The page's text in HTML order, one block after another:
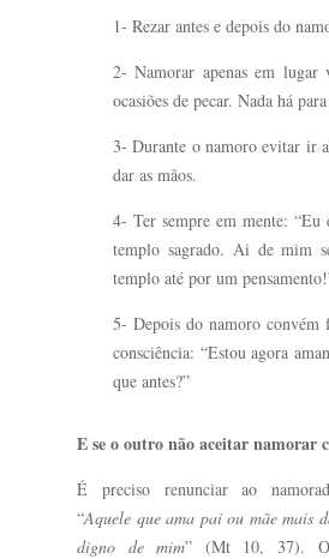
1- Rezar antes e depois do
2- Namorar apenas em lugar
ocasiões de pecar. Nada há
3- Durante o namoro evitar ir
dar as mãos.
4- Ter sempre em mente: “Eu
templo sagrado. Ai de mim
templo até por um
5- Depois do namoro convém
consciência: “Estou agora
que antes?”
E se o outro não aceitar namorar
É preciso renunciar ao
“Aquele que ama pai ou mãe mais
digno de mim” (Mt 10, 37). O